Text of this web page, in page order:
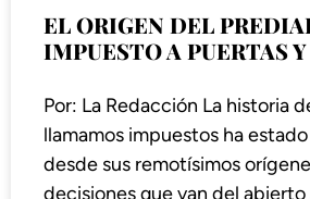
EL ORIGEN DEL
IMPUESTO A PUERTAS
Por: La Redacción La historia
llamamos impuestos ha
desde sus remotísimos
decisiones que van del abierto